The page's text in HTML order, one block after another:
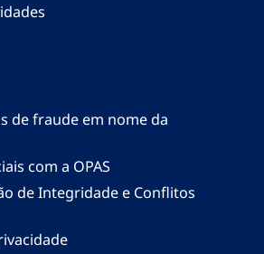
de fraude em nome da
com a OPAS
de Integridade e Conflitos